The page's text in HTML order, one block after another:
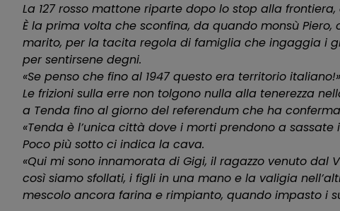
La 127 rosso mattone riparte dopo lo stop alla
È la prima volta che sconfina, da quando monsù
marito, per la tacita regola di famiglia che ingaggia i
per sentirsene degni.
«Se penso che fino al 1947 questo era territorio italiano!»
Le frizioni sulla erre non tolgono nulla alla tenerezza
a Tenda fino al giorno del referendum che ha
«Tenda è l’unica città dove i morti prendono a
Poco più sotto ci indica la cava.
«Qui mi sono innamorata di Gigi, il ragazzo venuto
così siamo sfollati, i figli in una mano e la valigia
mescolo ancora farina e rimpianto, quando impasto i